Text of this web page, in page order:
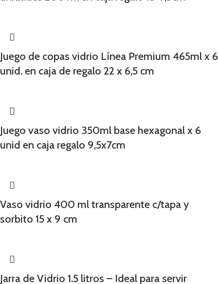
Juego de copas vidrio Línea Premium 465ml x 6
unid. en caja de regalo 22 x 6,5 cm
Juego vaso vidrio 350ml base hexagonal x 6
unid en caja regalo 9,5x7cm
Vaso vidrio 400 ml transparente c/tapa y
sorbito 15 x 9 cm
Jarra de Vidrio 1.5 litros – Ideal para servir